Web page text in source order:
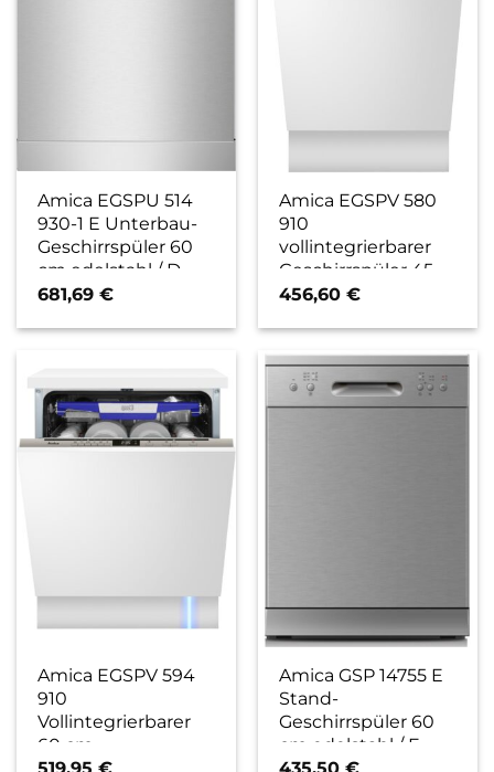
Amica EGSPU 514
930-1 E Unterbau-
Geschirrspüler 60
cm edelstahl / D
681,69€
Amica EGSPV 580
910
vollintegrierbarer
Geschirrspüler 45
cm / E
456,60€
Amica EGSPV 594
910
Vollintegrierbarer
60 cm
Geschirrspüler / E
Amica GSP 14755 E
Stand-
Geschirrspüler 60
cm edelstahl / E